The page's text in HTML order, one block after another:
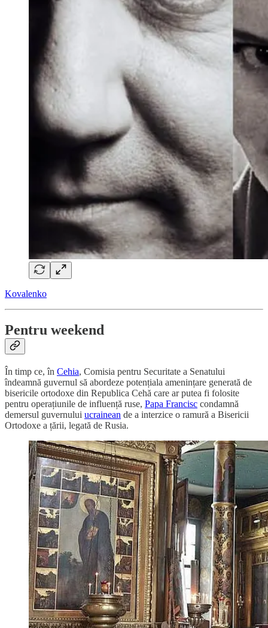
Kovalenko
Pentru weekend
În timp ce, în Cehia, Comisia pentru Securitate a Senatului
îndeamnă guvernul să abordeze potențiala amenințare generată de
bisericile ortodoxe din Republica Cehă care ar putea fi folosite
pentru operațiunile de influență ruse, Papa Francisc condamnă
demersul guvernului ucrainean de a interzice o ramură a Bisericii
Ortodoxe a țării, legată de Rusia.